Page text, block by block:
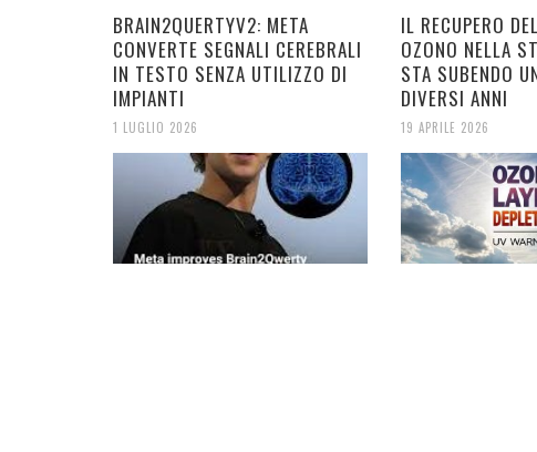
BRAIN2QUERTYV2: META
CONVERTE SEGNALI CEREBRALI
IN TESTO SENZA UTILIZZO DI
IMPIANTI
1 LUGLIO 2026
IL RECUPERO
OZONO NELLA
STA SUBENDO
DIVERSI ANNI
19 APRILE 2026